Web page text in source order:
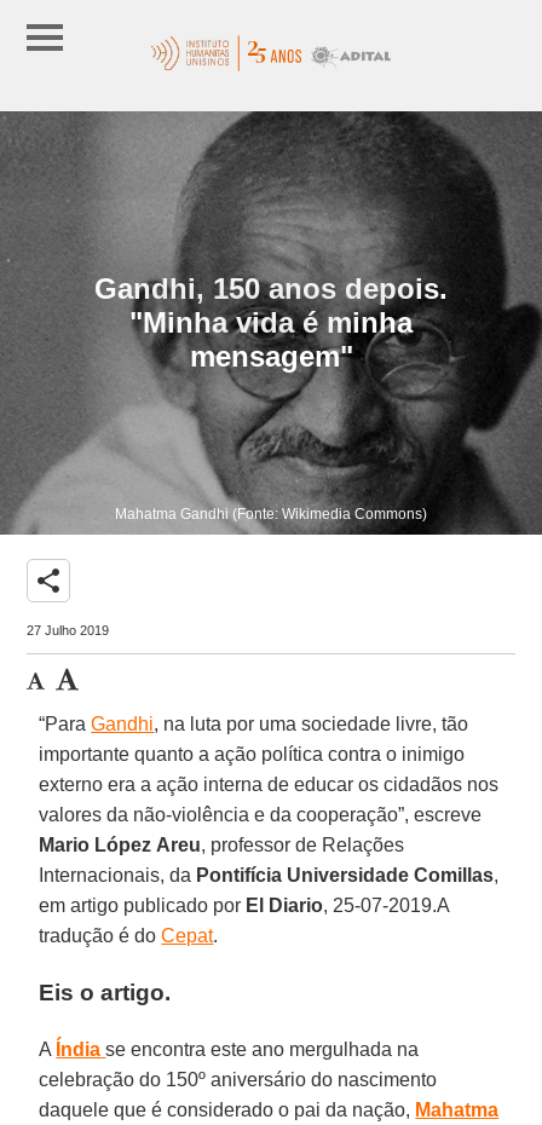
Gandhi, 150 anos depois.
"Minha vida é minha
mensagem"
Mahatma Gandhi (Fonte: Wikimedia Commons)
share
27 Julho 2019
“ParaGandhi, na luta por uma sociedade livre, tão
importante quanto a ação política contra o inimigo
externo era a ação interna de educar os cidadãos nos
valores da não-violência e da cooperação”, escreve
Mario López Areu, professor de Relações
Internacionais, da Pontifícia Universidade Comillas,
em artigo publicado por El Diario, 25-07-2019.A
tradução é doCepat.
Eis o artigo.
A Índia se encontra este ano mergulhada na
celebração do 150º aniversário do nascimento
daquele que é considerado o pai da nação, Mahatma